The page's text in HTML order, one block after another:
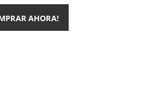
AHORA!